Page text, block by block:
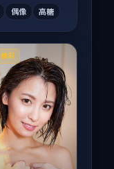
偶像 高糖
臻彩